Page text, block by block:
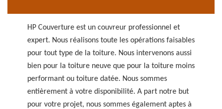
HP Couverture est un couvreur professionnel et
expert. Nous réalisons toute les opérations faisables
pour tout type de la toiture. Nous intervenons aussi
bien pour la toiture neuve que pour la toiture moins
performant ou toiture datée. Nous sommes
entièrement à votre disponibilité. A part notre but
pour votre projet, nous sommes également aptes à